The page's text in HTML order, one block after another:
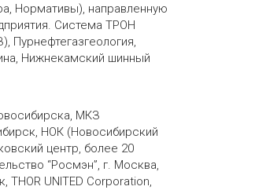
Нормативы), направленную
Система ТРОН
Пурнефтегазгеология,
Нижнекамский шинный
МКЗ
НОК (Новосибирский
центр, более 20
“Росмэн”, г. Москва,
THOR UNITED Corporation,